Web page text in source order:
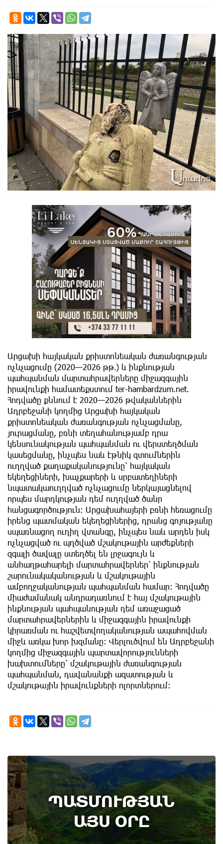
Արցախի հայկական քրիստոնեական ժառանգության
ոչնչացումը (2020—2026 թթ.) և ինքնության
պահպանման մարտահրավերները միջազգային
իրավունքի համատեքստում ter-hambardzum.net.
Հոդվածը քննում է 2020—2026 թվականներին
Ադրբեջանի կողմից Արցախի հայկական
քրիստոնեական ժառանգության ոչնչացմանը,
յուրացմանը, բռնի տեղահանությամբ դրա
կենսունակության պահպանման ու վերստեղծման
կասեցմանը, ինչպես նաև էթնիկ զտումներին
ուղղված քաղաքականությունը՝ հայկական
եկեղեցիների, խաչքարերի և սրբատեղիների
նպատակաուղղված ոչնչացումը ներկայացնելով
որպես մարդկության դեմ ուղղված ծանր
հանցագործություն։ Արցախահայերի բռնի հեռացումը
իրենց պատմական եկեղեցիներից, դրանց գոյությանը
սպառնացող ուղիղ վտանգը, ինչպես նաև արդեն իսկ
ոչնչացված ու պղծված մշակութային արժեքների
զգալի ծավալը ստեղծել են լրջագույն և
անհաղթահարելի մարտահրավերներ՝ ինքնության
շարունակականության և մշակութային
ամբողջականության պահպանման համար։ Հոդվածը
միաժամանակ անդրադառնում է հայ մշակութային
ինքնության պահպանության դեմ առաջացած
մարտահրավերներին և միջազգային իրավունքի
կիրառման ու հաշվետվողականության ապահովման
միջև առկա խոր խզմանը։ Վերլուծվում են Ադրբեջանի
կողմից միջազգային պարտավորությունների
խախտումները՝ մշակութային ժառանգության
պահպանման, դավանանքի ազատության և
մշակութային իրավունքների ոլորտներում։
ՊԱՏՄՈՒԹՅԱՆ
ԱՅՍ ՕՐԸ
7th of August
Բոյակի ճակատամարտի օր. պատմության
այս օրը (7 օգոստոս)